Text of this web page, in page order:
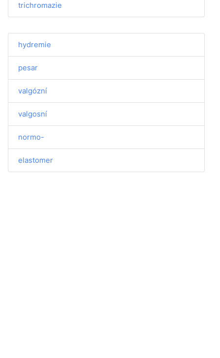
trichromazie
hydremie
pesar
valgózní
valgosní
normo-
elastomer